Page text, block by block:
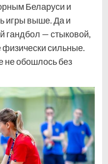
Беларуси и
игры выше. Да и
гандбол — стыковой,
сильные.
не обошлось без